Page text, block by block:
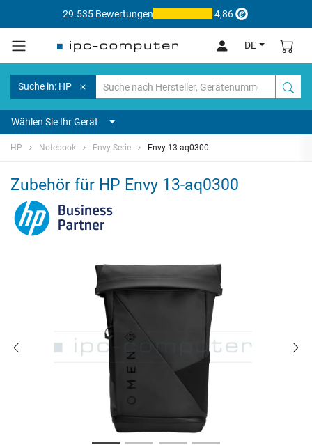
29.535 Bewertungen 4,86
DE
Suche in: HP
Wählen Sie Ihr Gerät
HP Notebook Envy Serie Envy 13-aq0300
Zubehör für HP Envy 13-aq0300